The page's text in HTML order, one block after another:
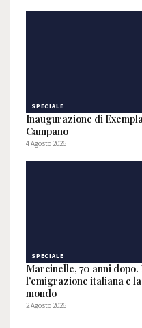
SPECIALE
Inaugurazione di
Campano
4 Agosto 2026
SPECIALE
Marcinelle, 70 anni
l’emigrazione italiana e
mondo
2 Agosto 2026